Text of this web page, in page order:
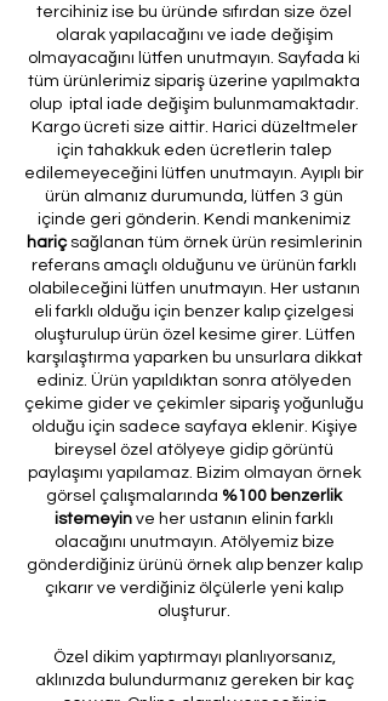
tercihiniz ise bu üründe sıfırdan size özel
olarak yapılacağını ve iade değişim
olmayacağını lütfen unutmayın. Sayfada ki
tüm ürünlerimiz sipariş üzerine yapılmakta
olup iptal iade değişim bulunmamaktadır.
Kargo ücreti size aittir. Harici düzeltmeler
için tahakkuk eden ücretlerin talep
edilemeyeceğini lütfen unutmayın. Ayıplı bir
ürün almanız durumunda, lütfen 3 gün
içinde geri gönderin. Kendi mankenimiz
hariçsağlanan tüm örnek ürün resimlerinin
referans amaçlı olduğunu ve ürünün farklı
olabileceğini lütfen unutmayın. Her ustanın
eli farklı olduğu için benzer kalıp çizelgesi
oluşturulup ürün özel kesime girer. Lütfen
karşılaştırma yaparken bu unsurlara dikkat
ediniz. Ürün yapıldıktan sonra atölyeden
çekime gider ve çekimler sipariş yoğunluğu
olduğu için sadece sayfaya eklenir. Kişiye
bireysel özel atölyeye gidip görüntü
paylaşımı yapılamaz. Bizim olmayan örnek
görsel çalışmalarında %100 benzerlik
istemeyin ve her ustanın elinin farklı
olacağını unutmayın. Atölyemiz bize
gönderdiğiniz ürünü örnek alıp benzer kalıp
çıkarır ve verdiğiniz ölçülerle yeni kalıp
oluşturur.
Özel dikim yaptırmayı planlıyorsanız,
aklınızda bulundurmanız gereken bir kaç